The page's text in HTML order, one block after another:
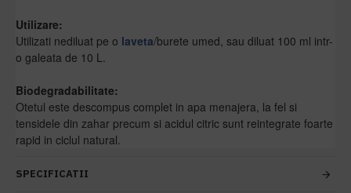
Utilizare:
Utilizati nediluat pe o laveta/burete umed, sau diluat 100 ml intr-
o galeata de 10 L.
Biodegradabilitate:
Otetul este descompus complet in apa menajera, la fel si
tensidele din zahar precum si acidul citric sunt reintegrate foarte
rapid in ciclul natural.
SPECIFICATII